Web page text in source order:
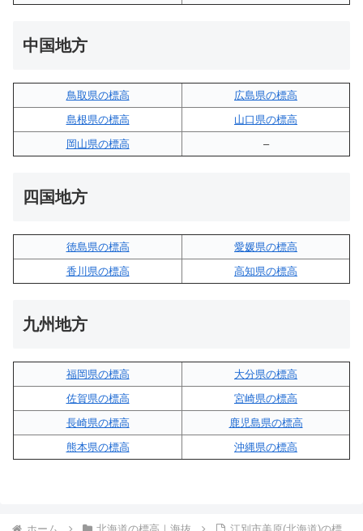
中国地方
鳥取県の標高
広島県の標高
島根県の標高
山口県の標高
岡山県の標高
–
四国地方
徳島県の標高
愛媛県の標高
香川県の標高
高知県の標高
九州地方
福岡県の標高
大分県の標高
佐賀県の標高
宮崎県の標高
長崎県の標高
鹿児島県の標高
熊本県の標高
沖縄県の標高